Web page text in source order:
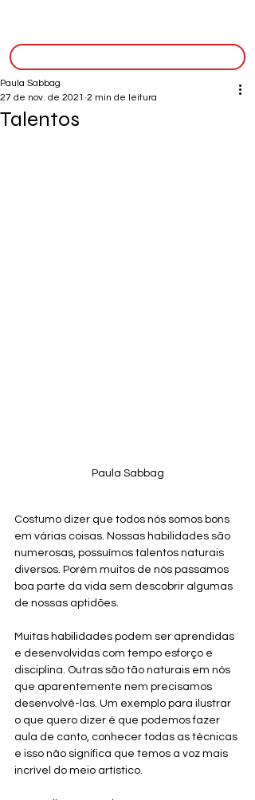
Talentos
Paula Sabbag
27 de nov. de 2021 2 min de leitura
Paula Sabbag
Costumo dizer que todos nós somos bons
em várias coisas. Nossas habilidades são
numerosas, possuímos talentos naturais
diversos. Porém muitos de nós passamos
boa parte da vida sem descobrir algumas
de nossas aptidões.
Muitas habilidades podem ser aprendidas
e desenvolvidas com tempo esforço e
disciplina. Outras são tão naturais em nós
que aparentemente nem precisamos
desenvolvê-las. Um exemplo para ilustrar
o que quero dizer é que podemos fazer
aula de canto, conhecer todas as técnicas
e isso não significa que temos a voz mais
incrível do meio artístico.